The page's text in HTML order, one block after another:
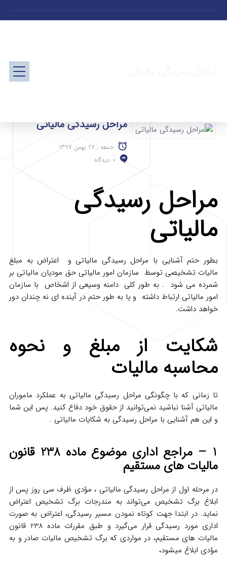
مراحل رسیدگی مالیاتی
جمعه , 26 بهمن 1397
0 دیدگاه
مراحل رسیدگی
مالیاتی
بطور حتم آشنایی با مراحل رسیدگی مالیاتی و اعتراض به مبلغ
مالیات تشخیصی توسط سازمان امور مالیاتی حق مودیان مالیاتی بر
شمرده می شود . به طور کلی دامنه وسیعی از اشخاص با سازمان
امور مالیاتی ارتباط داشته و یا به طور حتم در آینده‌ ای نه چندان دور
خواهد داشت.
شکایت از مبلغ و نحوه
محاسبه مالیات
تا زمانی که با چگونگی مراحل رسیدگی مالیاتی به عملکرد ماموران
مالیاتی آشنا نباشید نمی‌توانید از حقوق خود دفاع کنید. پس این شما
و این هم آشنایی با مراحل رسیدگی به شکایات مالیاتی .
1 – مراجع اداری موضوع ماده 238 قانون
مالیات های مستقیم
در مرحله اول از مراحل رسیدگی مالیاتی ، مؤدی ظرف سی روز پس از
ابلاغ برگ تشخیص می‌تواند به مندرجات برگ تشخیص اعتراض
نماید. در ابتدا جهت کوتاه نمودن مسیر رسیدگی، اعتراض به صورت
اداری مورد رسیدگی قرار می‌گیرد و طبق مقررات ماده 238 قانون
مالیات های مستقیم، در مواردی که برگ تشخیص مالیات صادر و به
مؤدی ابلاغ میشود،